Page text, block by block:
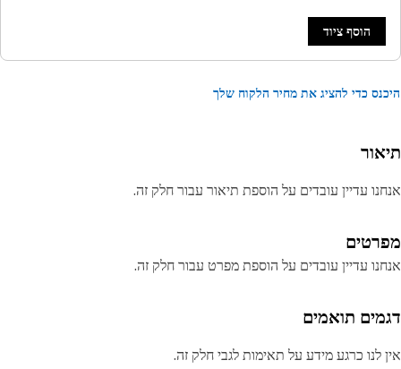
הוסף ציוד
כדי להציג את מחיר הלקוח שלך
עדיין עובדים על הוספת תיאור עבור חלק זה.
עדיין עובדים על הוספת מפרט עבור חלק זה.
תואמים
לנו כרגע מידע על תאימות לגבי חלק זה.